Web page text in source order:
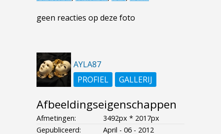
geen reacties op deze foto
AYLA87
PROFIEL
GALLERIJ
Afbeeldingseigenschappen
Afmetingen:
3492px * 2017px
Gepubliceerd:
April - 06 - 2012